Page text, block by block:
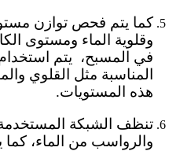
وقلوية الماء ومستوى
في المسبح، يتم استخدام
المناسبة مثل القلوي
هذه المستويات.
تنظف الشبكة المستخدمة
والرواسب من الماء، كما